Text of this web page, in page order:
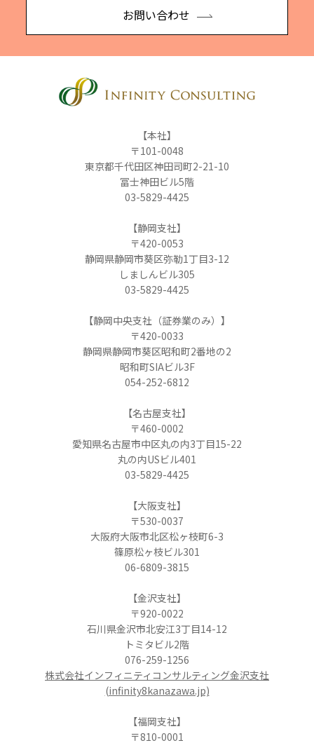
お問い合わせ
【本社】
〒101-0048
東京都千代田区神田司町2-21-10
冨士神田ビル5階
03-5829-4425
【静岡支社】
〒420-0053
静岡県静岡市葵区弥勒1丁目3-12
しましんビル305
03-5829-4425
【静岡中央支社（証券業のみ）】
〒420-0033
静岡県静岡市葵区昭和町2番地の2
昭和町SIAビル3F
054-252-6812
【名古屋支社】
〒460-0002
愛知県名古屋市中区丸の内3丁目15-22
丸の内USビル401
03-5829-4425
【大阪支社】
〒530-0037
大阪府大阪市北区松ヶ枝町6-3
篠原松ヶ枝ビル301
06-6809-3815
【金沢支社】
〒920-0022
石川県金沢市北安江3丁目14-12
トミタビル2階
076-259-1256
株式会社インフィニティコンサルティング金沢支社
(infinity8kanazawa.jp)
【福岡支社】
〒810-0001